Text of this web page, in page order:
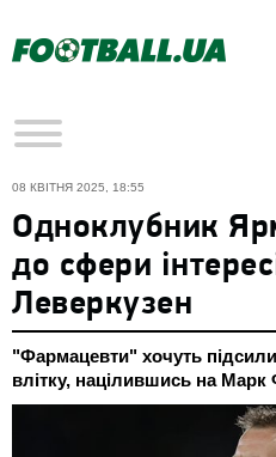
08 КВІТНЯ 2025, 18:55
Одноклубник
до сфери
Леверкузен
"Фармацевти" хочуть
влітку, націлившись на Марк